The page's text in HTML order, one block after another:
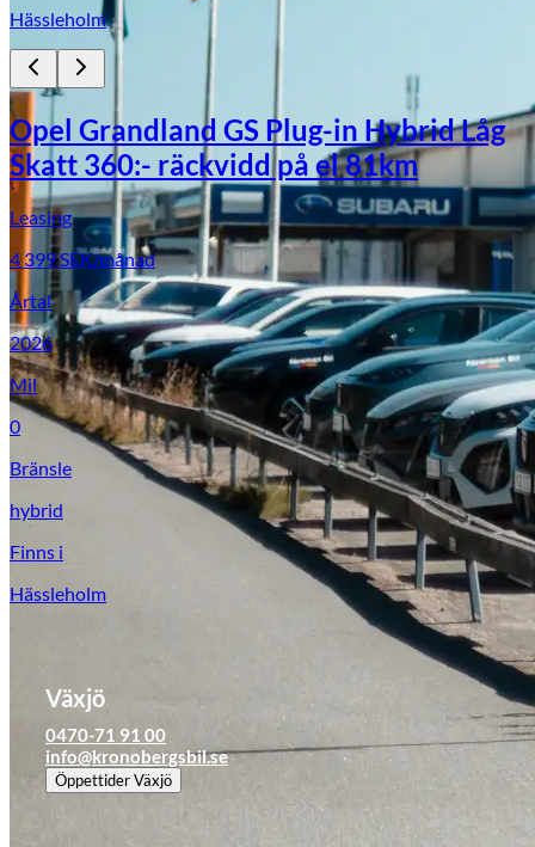
Suzuki
Leapmotor
Tillbehör & reservdelar
Hässleholm
Opel Grandland GS Plug-in Hybrid Låg
Skatt 360:- räckvidd på el 81km
Leasing
4 399SEK/månad
Årtal
2026
Mil
0
Bränsle
hybrid
Finns i
Hässleholm
Växjö
0470-71 91 00
info@kronobergsbil.se
ÖppettiderVäxjö